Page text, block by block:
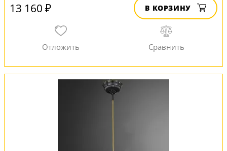
13 160 ₽ В КОРЗИНУ